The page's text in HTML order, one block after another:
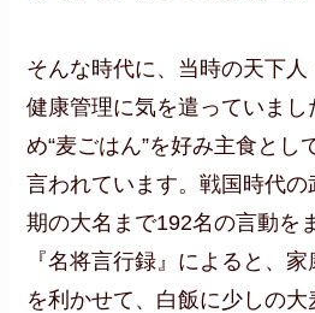
そんな時代に、当時の天下
健康管理に気を遣っていま
め“麦ごはん”を好み主食とし
言われています。戦国時代
期の大名まで192名の言動を
『名将言行録』によると、
を利かせて、白飯に少しの